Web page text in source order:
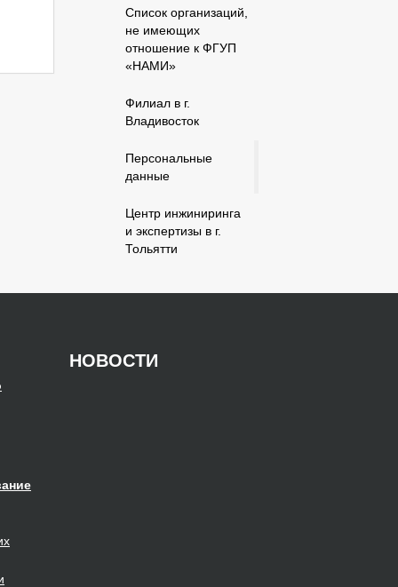
Список организаций,
не имеющих
отношение к ФГУП
«НАМИ»
Филиал в г.
Владивосток
Персональные
данные
Центр инжиниринга
и экспертизы в г.
Тольятти
НОВОСТИ